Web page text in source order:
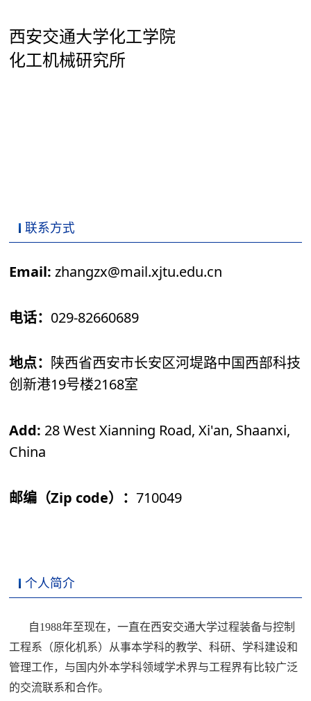
西安交通大学化工学院
化工机械研究所
联系方式
Email:zhangzx@mail.xjtu.edu.cn
电话： 029-82660689
地点： 陕西省西安市长安区河堤路中国西部科技
创新港19号楼2168室
Add: 28 West Xianning Road, Xi'an, Shaanxi,
China
邮编（Zip code）：710049
个人简介
自1988年至现在，一直在西安交通大学过程装备与控制
工程系（原化机系）从事本学科的教学、科研、学科建设和
管理工作，与国内外本学科领域学术界与工程界有比较广泛
的交流联系和合作。